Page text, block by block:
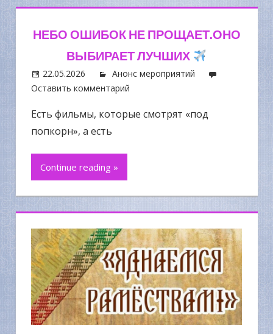
НЕБО ОШИБОК НЕ ПРОЩАЕТ.ОНО
ВЫБИРАЕТ ЛУЧШИХ
22.05.2026
Анонс мероприятий
Оставить комментарий
Есть фильмы, которые смотрят «под
попкорн», а есть
Continue reading »